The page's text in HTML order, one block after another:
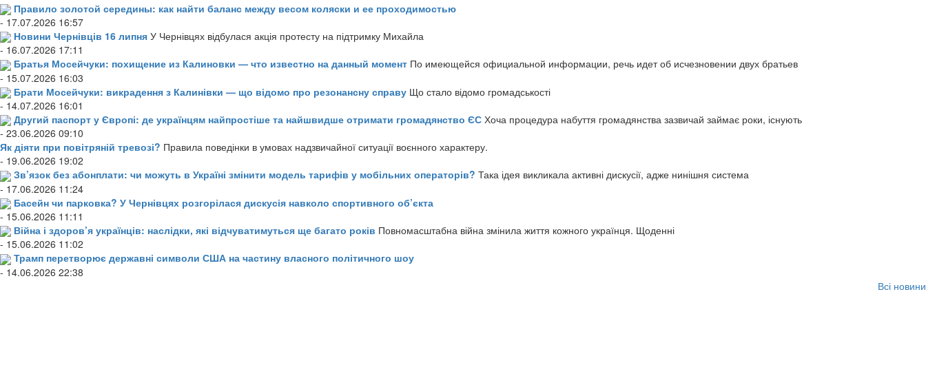
Правило золотой середины: как найти баланс между весом коляски и ее проходимостью
- 17.07.2026 16:57
Новини Чернівців 16 липня У Чернівцях відбулася акція протесту на підтримку Михайла
- 16.07.2026 17:11
Братья Мосейчуки: похищение из Калиновки — что известно на данный момент По имеющейся официальной информации, речь идет об исчезновении двух братьев
- 15.07.2026 16:03
Брати Мосейчуки: викрадення з Калинівки — що відомо про резонансну справу Що стало відомо громадськості
- 14.07.2026 16:01
Другий паспорт у Європі: де українцям найпростіше та найшвидше отримати громадянство ЄС Хоча процедура набуття громадянства зазвичай займає роки, існують
- 23.06.2026 09:10
Як діяти при повітряній тревозі? Правила поведінки в умовах надзвичайної ситуації воєнного характеру.
- 19.06.2026 19:02
Зв’язок без абонплати: чи можуть в Україні змінити модель тарифів у мобільних операторів? Така ідея викликала активні дискусії, адже нинішня система
- 17.06.2026 11:24
Басейн чи парковка? У Чернівцях розгорілася дискусія навколо спортивного об’єкта
- 15.06.2026 11:11
Війна і здоров’я українців: наслідки, які відчуватимуться ще багато років Повномасштабна війна змінила життя кожного українця. Щоденні
- 15.06.2026 11:02
Трамп перетворює державні символи США на частину власного політичного шоу
- 14.06.2026 22:38
Всі новини